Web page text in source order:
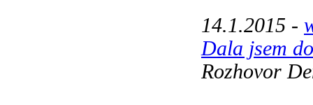
14.1.2015 -
Dala jsem
Rozhovor